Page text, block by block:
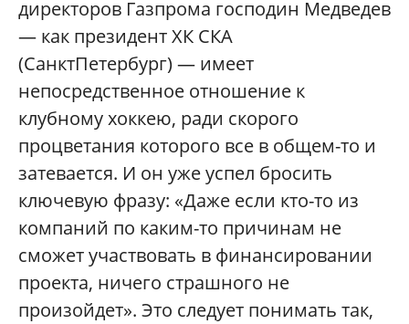
директоров Газпрома господин Медведев
— как президент ХК СКА
(СанктПетербург) — имеет
непосредственное отношение к
клубному хоккею, ради скорого
процветания которого все в общем-то и
затевается. И он уже успел бросить
ключевую фразу: «Даже если кто-то из
компаний по каким-то причинам не
сможет участвовать в финансировании
проекта, ничего страшного не
произойдет». Это следует понимать так,